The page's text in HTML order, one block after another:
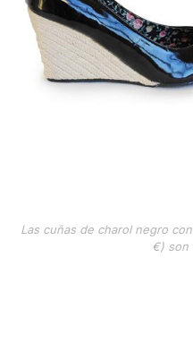
Las cuñas de charol negro
€) son